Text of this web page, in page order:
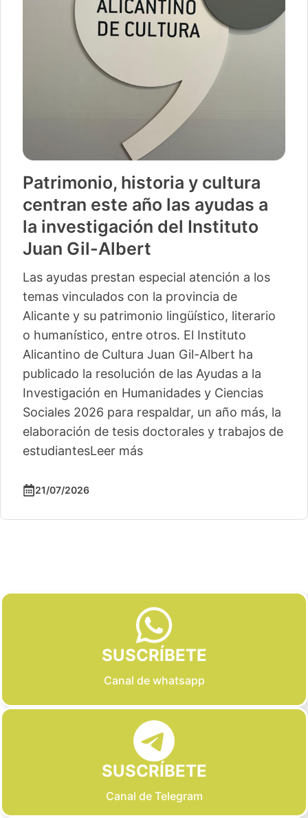
Patrimonio, historia y cultura
centran este año las ayudas a
la investigación del Instituto
Juan Gil-Albert
Las ayudas prestan especial atención a los
temas vinculados con la provincia de
Alicante y su patrimonio lingüístico, literario
o humanístico, entre otros. El Instituto
Alicantino de Cultura Juan Gil-Albert ha
publicado la resolución de las Ayudas a la
Investigación en Humanidades y Ciencias
Sociales 2026 para respaldar, un año más, la
elaboración de tesis doctorales y trabajos de
estudiantesLeer más
21/07/2026
SUSCRÍBETE
Canal de whatsapp
SUSCRÍBETE
Canal de Telegram